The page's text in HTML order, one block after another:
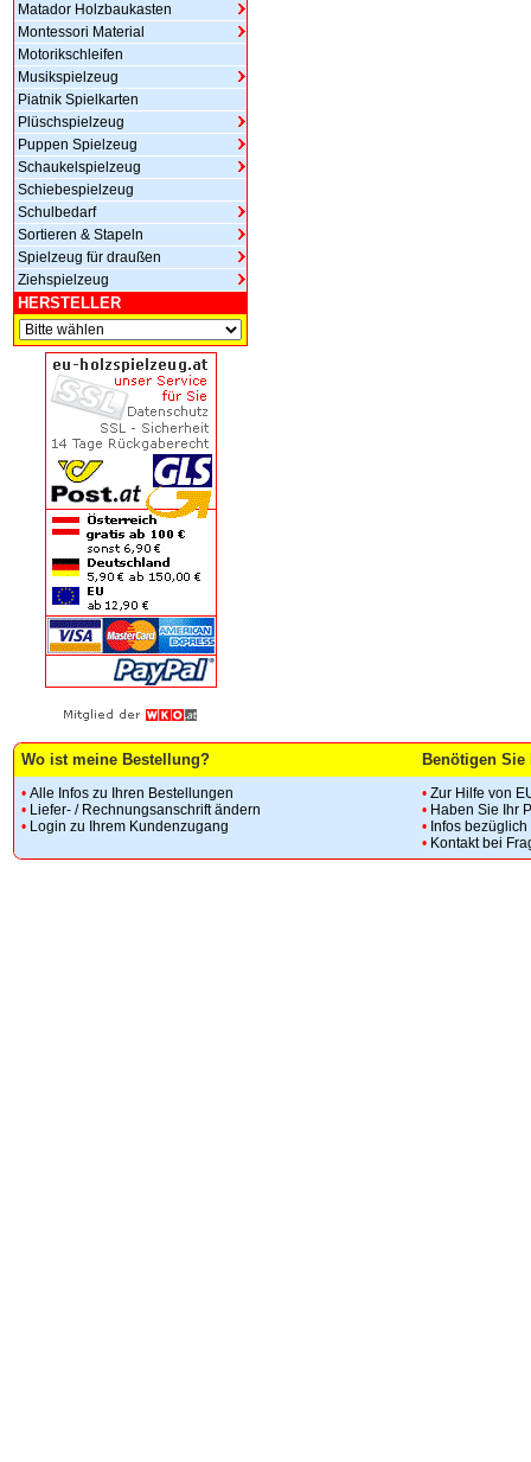
Matador Holzbaukasten
Montessori Material
Motorikschleifen
Musikspielzeug
Piatnik Spielkarten
Plüschspielzeug
Puppen Spielzeug
Schaukelspielzeug
Schiebespielzeug
Schulbedarf
Sortieren & Stapeln
Spielzeug für draußen
Ziehspielzeug
HERSTELLER
Wo ist meine Bestellung? Benötigen Sie
• Alle Infos zu Ihren Bestellungen
• Liefer- / Rechnungsanschrift ändern
• Login zu Ihrem Kundenzugang
• Zur Hilfe von
• Haben Sie Ihr
• Infos
• Kontakt bei